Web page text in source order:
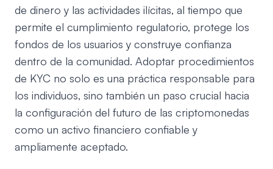
de dinero y las actividades ilícitas, al tiempo que
permite el cumplimiento regulatorio, protege los
fondos de los usuarios y construye confianza
dentro de la comunidad. Adoptar procedimientos
de KYC no solo es una práctica responsable para
los individuos, sino también un paso crucial hacia
la configuración del futuro de las criptomonedas
como un activo financiero confiable y
ampliamente aceptado.